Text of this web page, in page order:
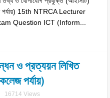
পর্যায়) 15th NTRCA Lecturer
Question ICT (Inform...
ও প্রত্যয়ন লিখিত
পর্যায়)
16714 Views